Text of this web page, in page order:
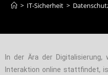
> IT-Sicherheit >
In der Ära der
Interaktion online stattfindet,